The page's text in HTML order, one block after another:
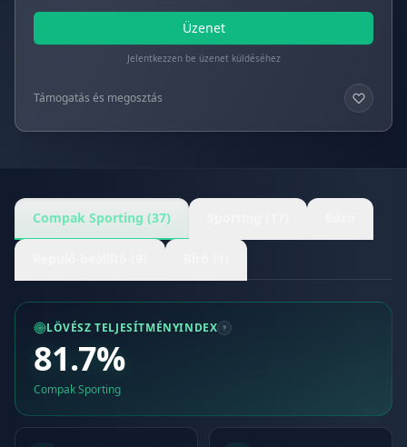
Üzenet
Jelentkezzen be üzenet küldéséhez
Támogatás és megosztás
Compak Sporting (37)
LÖVÉSZ TELJESÍTMÉNYINDEX
81.7%
Compak Sporting